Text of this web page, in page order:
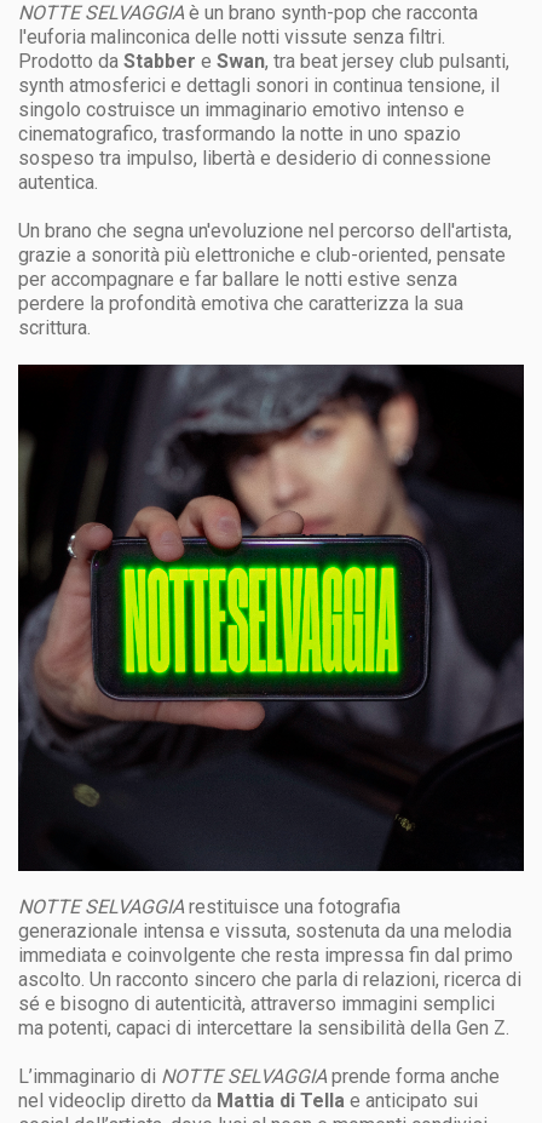
NOTTE SELVAGGIA è un brano synth-pop che racconta
l'euforia malinconica delle notti vissute senza filtri.
Prodotto da Stabber e Swan, tra beat jersey club pulsanti,
synth atmosferici e dettagli sonori in continua tensione, il
singolo costruisce un immaginario emotivo intenso e
cinematografico, trasformando la notte in uno spazio
sospeso tra impulso, libertà e desiderio di connessione
autentica.
Un brano che segna un'evoluzione nel percorso dell'artista,
grazie a sonorità più elettroniche e club-oriented, pensate
per accompagnare e far ballare le notti estive senza
perdere la profondità emotiva che caratterizza la sua
scrittura.
NOTTE SELVAGGIA restituisce una fotografia
generazionale intensa e vissuta, sostenuta da una melodia
immediata e coinvolgente che resta impressa fin dal primo
ascolto. Un racconto sincero che parla di relazioni, ricerca di
sé e bisogno di autenticità, attraverso immagini semplici
ma potenti, capaci di intercettare la sensibilità della Gen Z.
L’immaginario di NOTTE SELVAGGIA prende forma anche
nel videoclip diretto da Mattia di Tella e anticipato sui